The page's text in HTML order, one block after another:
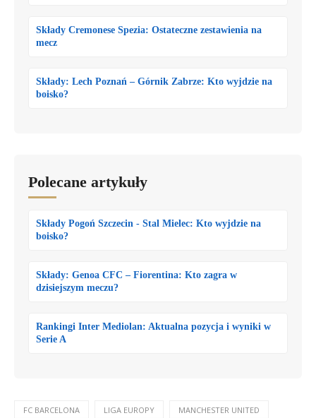
Składy Cremonese Spezia: Ostateczne zestawienia na
mecz
Składy: Lech Poznań – Górnik Zabrze: Kto wyjdzie na
boisko?
Polecane artykuły
Składy Pogoń Szczecin - Stal Mielec: Kto wyjdzie na
boisko?
Składy: Genoa CFC – Fiorentina: Kto zagra w
dzisiejszym meczu?
Rankingi Inter Mediolan: Aktualna pozycja i wyniki w
Serie A
FC BARCELONA LIGA EUROPY MANCHESTER UNITED